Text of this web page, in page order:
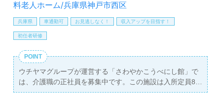
料老人ホーム/兵庫県神戸市西区
兵庫県 車通勤可 お見逃しなく！ 収入アップを目指す！
初任者研修
POINT
ウチヤマグループが運営する「さわやかこうべにし館」で
は、介護職の正社員を募集中です。この施設は入所定員80
名の全室個室で、利用者様一人ひとりに寄り添った質の高